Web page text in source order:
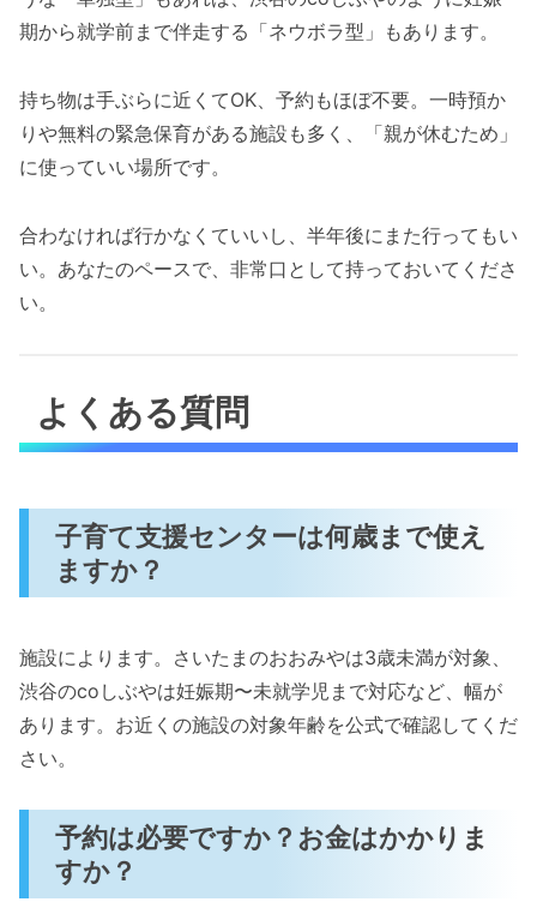
期から就学前まで伴走する「ネウボラ型」もあります。
持ち物は手ぶらに近くてOK、予約もほぼ不要。一時預か
りや無料の緊急保育がある施設も多く、「親が休むため」
に使っていい場所です。
合わなければ行かなくていいし、半年後にまた行ってもい
い。あなたのペースで、非常口として持っておいてくださ
い。
よくある質問
子育て支援センターは何歳まで使え
ますか？
施設によります。さいたまのおおみやは3歳未満が対象、
渋谷のcoしぶやは妊娠期〜未就学児まで対応など、幅が
あります。お近くの施設の対象年齢を公式で確認してくだ
さい。
予約は必要ですか？お金はかかりま
すか？